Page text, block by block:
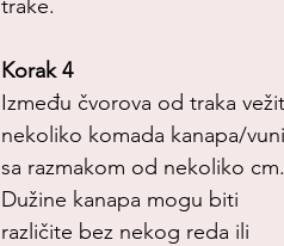
trake.
Korak 4
Između čvorova od traka
nekoliko komada kanapa/
sa razmakom od nekoliko cm.
Dužine kanapa mogu biti
različite bez nekog reda ili